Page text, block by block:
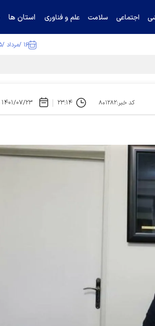
اجتماعی سلامت علم و فناوری استان ها
۱۶ /مرداد /۱۴۰۵
کد خبر:۸۰۱۲۸۲ ۲۳:۱۴ ۱۴۰۱/۰۷/۲۳